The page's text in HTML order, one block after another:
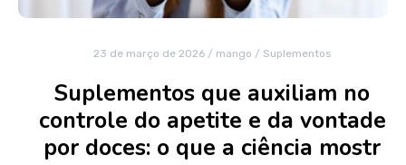
23 de março de 2026 / mango / Suplementos
Suplementos que auxiliam no
controle do apetite e da vontade
por doces: o que a ciência mostr